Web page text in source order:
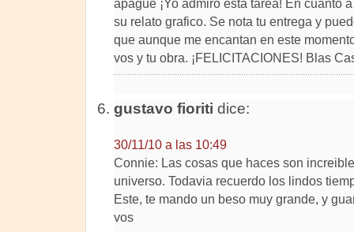
apague ¡Yo admiro esta tarea! En cuanto
su relato grafico. Se nota tu entrega y
que aunque me encantan en este
vos y tu obra. ¡FELICITACIONES! Blas
gustavo fioriti dice:
30/11/10 a las 10:49
Connie: Las cosas que haces son
universo. Todavia recuerdo los lindos
Este, te mando un beso muy grande, y
vos